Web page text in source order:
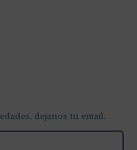
dejanos tu email.